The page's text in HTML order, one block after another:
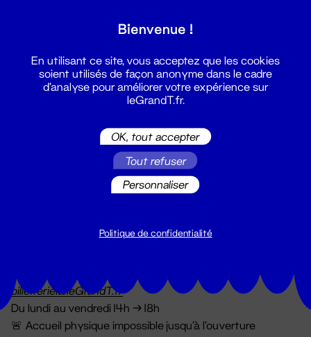
Grand T :
billetterie@leGrandT.fr
Du lundi au vendredi 14h → 18h
🚨 Accueil physique impossible jusqu'à l'ouverture
Bienvenue !
En utilisant ce site, vous acceptez que les cookies
soient utilisés de façon anonyme dans le cadre
d'analyse pour améliorer votre expérience sur
leGrandT.fr.
OK, tout accepter
Tout refuser
Personnaliser
Politique de confidentialité